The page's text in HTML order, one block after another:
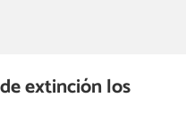
extinción los